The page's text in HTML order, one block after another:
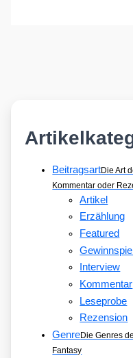
BeitragsartDie Art
Kommentar oder
Artikel
Erzählung
Featured
Gewinnspiel
Interview
Kommentar
Leseprobe
Rezension
GenreDie Genres
Fantasy